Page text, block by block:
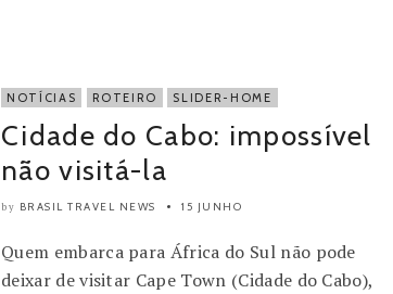
NOTÍCIAS ROTEIRO SLIDER-HOME
Cidade do Cabo: impossível
não visitá-la
by BRASIL TRAVEL NEWS 15 JUNHO
Quem embarca para África do Sul não pode
deixar de visitar Cape Town (Cidade do Cabo),